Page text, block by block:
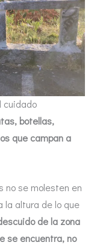
cuidado
botellas,
que campan a
no se molesten en
la altura de lo que
de la zona
se encuentra, no